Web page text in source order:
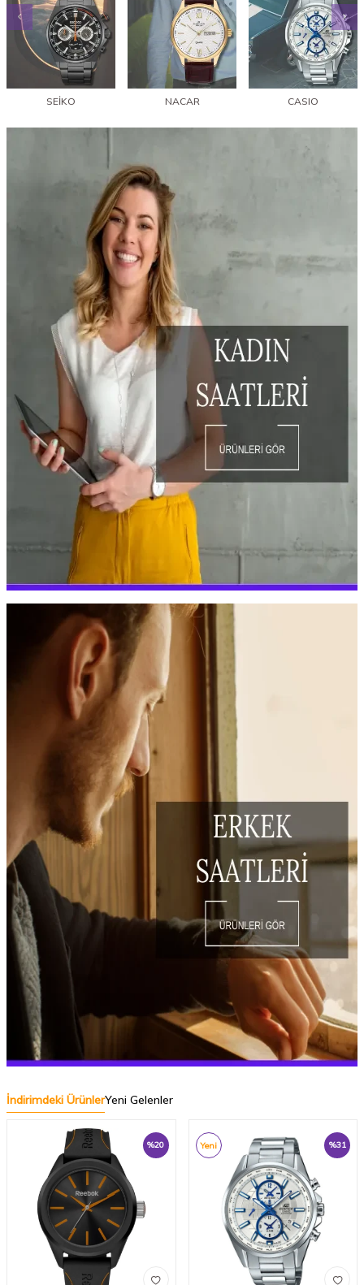
SEİKO NACAR CASIO
İndirimdeki ÜrünlerYeni Gelenler
%20 %31
Yeni